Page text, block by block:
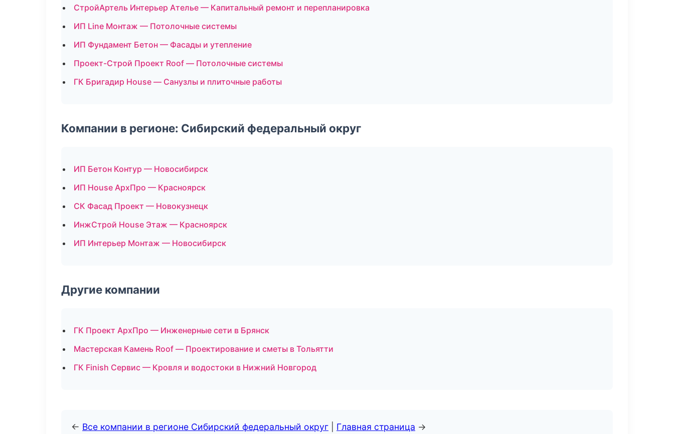
СтройАртель Интерьер Ателье — Капитальный ремонт и перепланировка
ИП Line Монтаж — Потолочные системы
ИП Фундамент Бетон — Фасады и утепление
Проект-Строй Проект Roof — Потолочные системы
ГК Бригадир House — Санузлы и плиточные работы
Компании в регионе: Сибирский федеральный округ
ИП Бетон Контур — Новосибирск
ИП House АрхПро — Красноярск
СК Фасад Проект — Новокузнецк
ИнжСтрой House Этаж — Красноярск
ИП Интерьер Монтаж — Новосибирск
Другие компании
ГК Проект АрхПро — Инженерные сети в Брянск
Мастерская Камень Roof — Проектирование и сметы в Тольятти
ГК Finish Сервис — Кровля и водостоки в Нижний Новгород
← Все компании в регионе Сибирский федеральный округ Главная страница →